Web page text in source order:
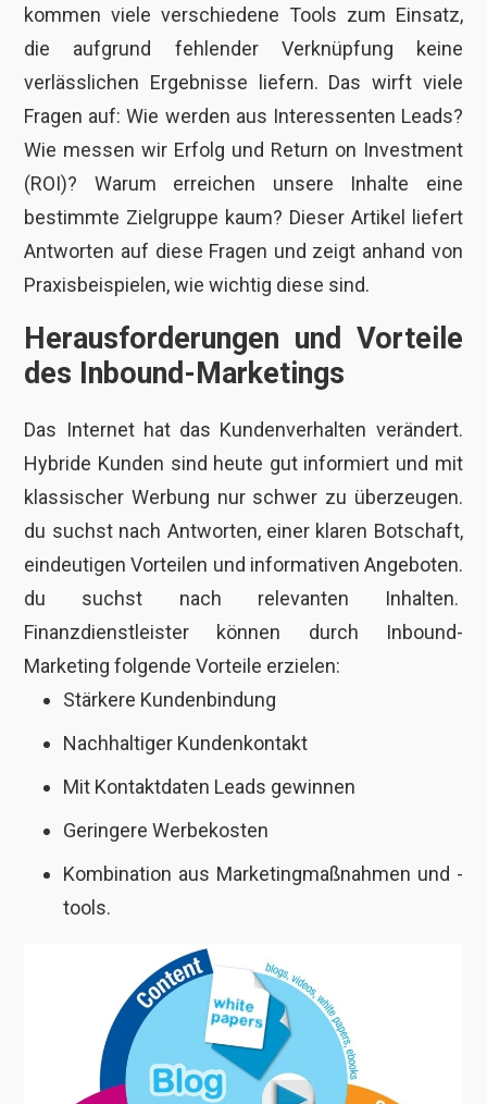
kommen viele verschiedene Tools zum Einsatz,
die aufgrund fehlender Verknüpfung keine
verlässlichen Ergebnisse liefern. Das wirft viele
Fragen auf: Wie werden aus Interessenten Leads?
Wie messen wir Erfolg und Return on Investment
(ROI)? Warum erreichen unsere Inhalte eine
bestimmte Zielgruppe kaum? Dieser Artikel liefert
Antworten auf diese Fragen und zeigt anhand von
Praxisbeispielen, wie wichtig diese sind.
Herausforderungen und Vorteile
des Inbound-Marketings
Das Internet hat das Kundenverhalten verändert.
Hybride Kunden sind heute gut informiert und mit
klassischer Werbung nur schwer zu überzeugen.
du suchst nach Antworten, einer klaren Botschaft,
eindeutigen Vorteilen und informativen Angeboten.
du suchst nach relevanten Inhalten.
Finanzdienstleister können durch Inbound-
Marketing folgende Vorteile erzielen:
Stärkere Kundenbindung
Nachhaltiger Kundenkontakt
Mit Kontaktdaten Leads gewinnen
Geringere Werbekosten
Kombination aus Marketingmaßnahmen und -
tools.